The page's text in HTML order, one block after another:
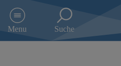
e
Menu Suche